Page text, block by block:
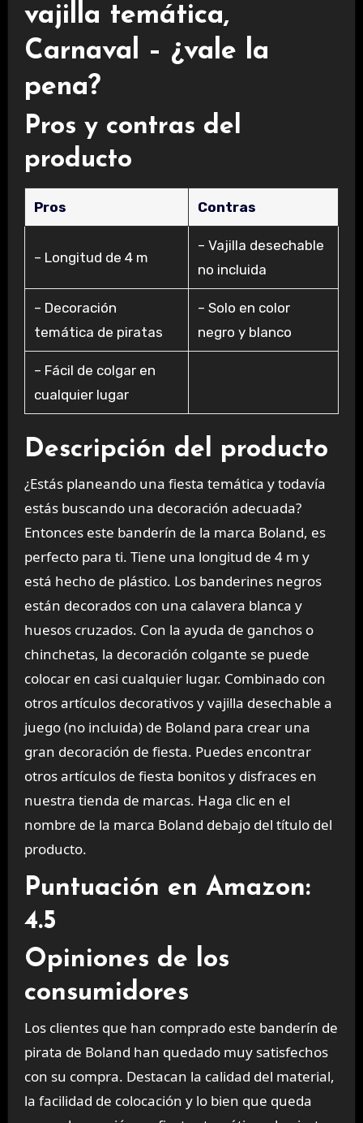
vajilla temática,
Carnaval – ¿vale la
pena?
Pros y contras del
producto
Pros Contras
– Longitud de 4 m
– Vajilla desechable
no incluida
– Decoración
temática de piratas
– Solo en color
negro y blanco
– Fácil de colgar en
cualquier lugar
Descripción del producto
¿Estás planeando una fiesta temática y todavía
estás buscando una decoración adecuada?
Entonces este banderín de la marca Boland, es
perfecto para ti. Tiene una longitud de 4 m y
está hecho de plástico. Los banderines negros
están decorados con una calavera blanca y
huesos cruzados. Con la ayuda de ganchos o
chinchetas, la decoración colgante se puede
colocar en casi cualquier lugar. Combinado con
otros artículos decorativos y vajilla desechable a
juego (no incluida) de Boland para crear una
gran decoración de fiesta. Puedes encontrar
otros artículos de fiesta bonitos y disfraces en
nuestra tienda de marcas. Haga clic en el
nombre de la marca Boland debajo del título del
producto.
Puntuación en Amazon:
4.5
Opiniones de los
consumidores
Los clientes que han comprado este banderín de
pirata de Boland han quedado muy satisfechos
con su compra. Destacan la calidad del material,
la facilidad de colocación y lo bien que queda